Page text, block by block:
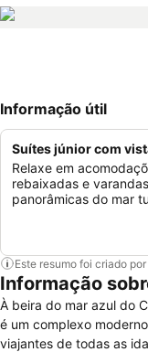
Informação útil
Suítes júnior com
Relaxe em
rebaixadas e
panorâmicas do mar
Este resumo foi criado
Informação
À beira do mar azul do
é um complexo
viajantes de todas as